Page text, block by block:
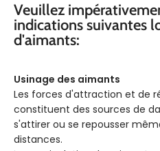
Veuillez
indications suivantes
d'aimants:
Usinage des aimants
Les forces d'attraction et de
constituent des sources de
s'attirer ou se repousser
distances.